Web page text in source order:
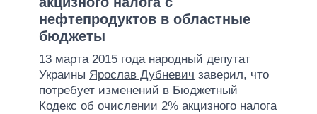
нефтепродуктов в областные
бюджеты
13 марта 2015 года народный депутат
Украины Ярослав Дубневич заверил, что
потребует изменений в Бюджетный
Кодекс об очислении 2% акцизного налога